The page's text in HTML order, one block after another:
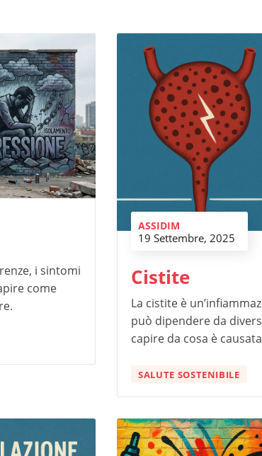
i sintomi
come
ASSIDIM
19 Settembre, 2025
Cistite
La cistite è
può dipendere da
capire da cosa è
SALUTE SOSTENIBILE